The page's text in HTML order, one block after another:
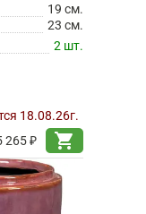
19 см.
23 см.
2 шт.
18.08.26г.
265 ₽
shopping_cart